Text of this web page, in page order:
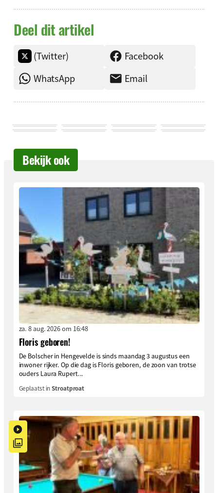
Deel dit artikel
(Twitter)
Facebook
WhatsApp
Email
Bekijk ook
za. 8 aug. 2026 om 16:48
Floris geboren!
De Bolscher in Hengevelde is sinds maandag 3 augustus een
inwoner rijker. Op die dag is Floris geboren, de zoon van trotse
ouders Laura Rupert...
Geplaatst inStroatproat